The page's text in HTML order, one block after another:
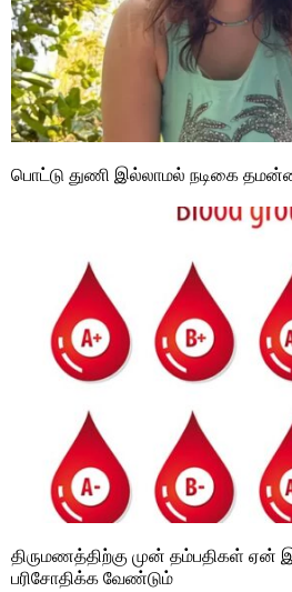
பொட்டு துணி இல்லாமல் நடிகை
திருமணத்திற்கு முன் தம்பதிகள்
பரிசோதிக்க வேண்டும்